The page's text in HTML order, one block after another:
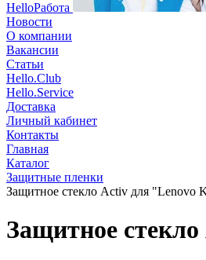
HelloРабота
Новости
О компании
Вакансии
Статьи
Hello.Club
Hello.Service
Доставка
Личный кабинет
Контакты
Главная
Каталог
Защитные пленки
Защитное стекло Activ для "Lenovo
Защитное